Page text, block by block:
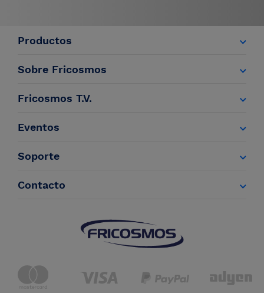
Productos
Sobre Fricosmos
Fricosmos T.V.
Eventos
Soporte
Contacto